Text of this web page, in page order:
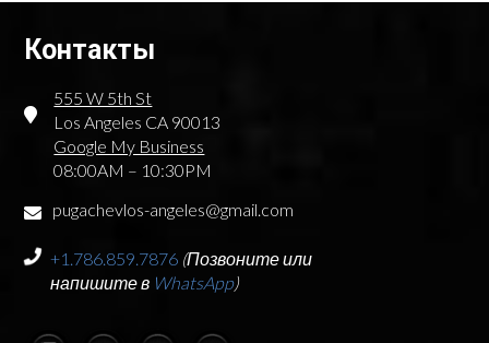
Контакты
555 W 5th St
Los Angeles CA 90013
Google My Business
08:00AM – 10:30PM
pugachevlos-angeles@gmail.com
+1.786.859.7876 (Позвоните или
напишите в WhatsApp)